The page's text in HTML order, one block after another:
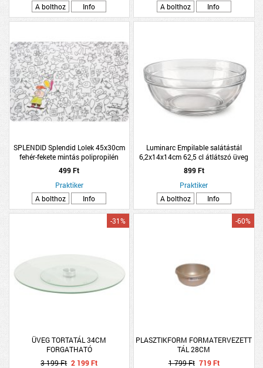
A bolthoz
Info
A bolthoz
Info
SPLENDID Splendid Lolek 45x30cm
fehér-fekete mintás polipropilén
tányéralátét
499 Ft
Praktiker
A bolthoz
Info
Luminarc Empilable salátástál
6,2x14x14cm 62,5 cl átlátszó üveg
899 Ft
Praktiker
A bolthoz
Info
ÜVEG TORTATÁL 34CM
FORGATHATÓ
-31%
3 199 Ft 2 199 Ft
PLASZTIKFORM FORMATERVEZETT
TÁL 28CM
-60%
1 799 Ft 719 Ft